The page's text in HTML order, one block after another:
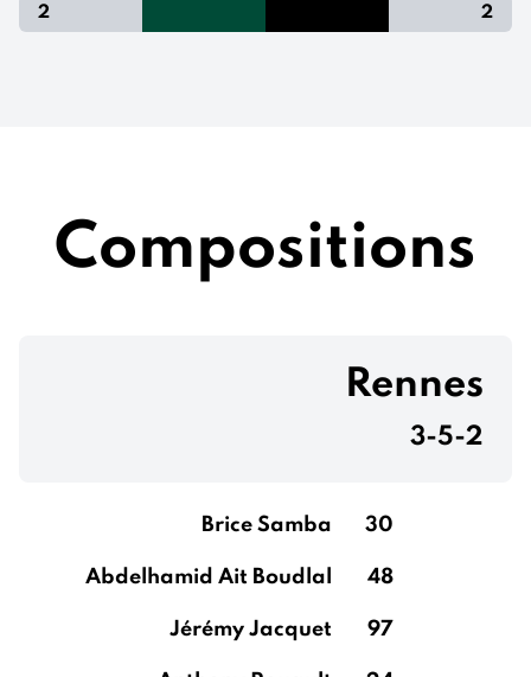
2 2
Compositions
Rennes
3-5-2
Brice Samba 30
Abdelhamid Ait Boudlal 48
Jérémy Jacquet 97